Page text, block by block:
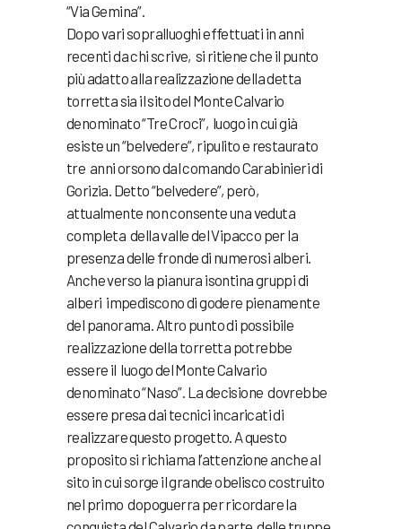
“Via Gemina”.
Dopo vari sopralluoghi effettuati in anni
recenti da chi scrive, si ritiene che il punto
più adatto alla realizzazione della detta
torretta sia il sito del Monte Calvario
denominato “Tre Croci”, luogo in cui già
esiste un “belvedere”, ripulito e restaurato
tre anni orsono dal comando Carabinieri di
Gorizia. Detto “belvedere”, però,
attualmente non consente una veduta
completa della valle del Vipacco per la
presenza delle fronde di numerosi alberi.
Anche verso la pianura isontina gruppi di
alberi impediscono di godere pienamente
del panorama. Altro punto di possibile
realizzazione della torretta potrebbe
essere il luogo del Monte Calvario
denominato “Naso”. La decisione dovrebbe
essere presa dai tecnici incaricati di
realizzare questo progetto. A questo
proposito si richiama l’attenzione anche al
sito in cui sorge il grande obelisco costruito
nel primo dopoguerra per ricordare la